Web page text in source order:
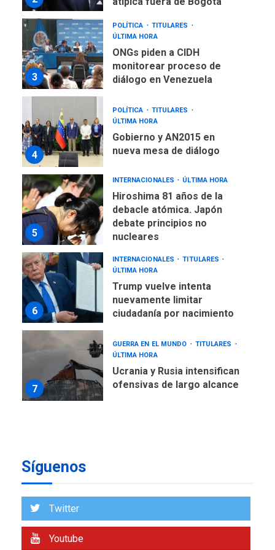
3
POLÍTICA
TITULARES
ÚLTIMA HORA
ONGs piden a CIDH
monitorear proceso de
diálogo en Venezuela
4
POLÍTICA
TITULARES
ÚLTIMA HORA
Gobierno y AN2015 en
nueva mesa de diálogo
5
INTERNACIONALES ÚLTIMA HORA
Hiroshima 81 años de la
debacle atómica. Japón
debate principios no
nucleares
6
INTERNACIONALES
TITULARES
ÚLTIMA HORA
Trump vuelve intenta
nuevamente limitar
ciudadanía por nacimiento
7
GUERRA EN EL MUNDO
TITULARES
ÚLTIMA HORA
Ucrania y Rusia intensifican
ofensivas de largo alcance
1
De la Espriella asumirá
Síguenos
Twitter
Youtube